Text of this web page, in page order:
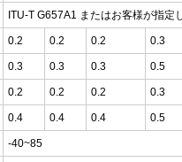
ITU-T G657A1 またはお客様が指定
0.2 0.2 0.2 0.3
0.3 0.3 0.3 0.5
0.2 0.2 0.2 0.3
0.4 0.4 0.4 0.5
-40~85